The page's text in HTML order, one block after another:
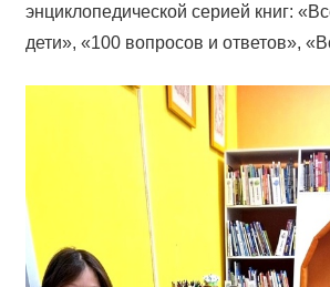
энциклопедической серией книг:
дети», «100 вопросов и ответов»,